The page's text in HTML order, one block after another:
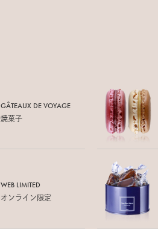
GÂTEAUX DEVOYAGE
焼菓子
WEB LIMITED
オンライン限定